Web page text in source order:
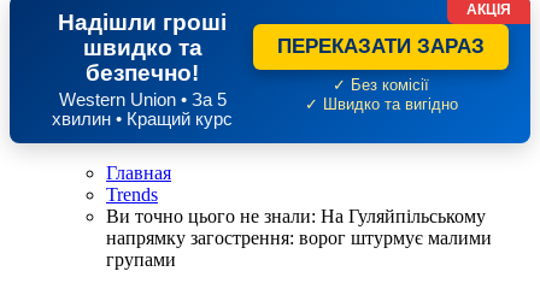
Надішли гроші
швидко та
безпечно!
Western Union • За 5
хвилин • Кращий курс
ПЕРЕКАЗАТИ ЗАРАЗ
✓ Без комісії
✓ Швидко та вигідно
АКЦІЯ
Главная
Trends
Ви точно цього не знали: На Гуляйпільському
напрямку загострення: ворог штурмує малими
групами